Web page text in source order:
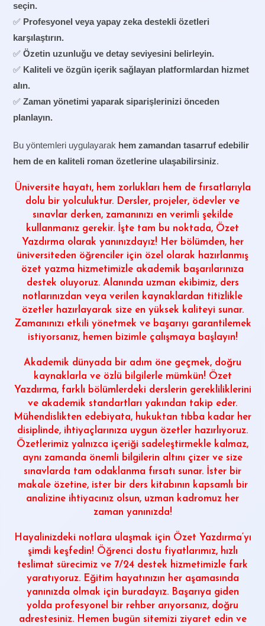
seçin.
✅ Profesyonel veya yapay zeka destekli özetleri
karşılaştırın.
✅Özetin uzunluğu ve detay seviyesini belirleyin.
✅ Kaliteli ve özgün içerik sağlayan platformlardan hizmet
alın.
✅Zaman yönetimi yaparak siparişlerinizi önceden
planlayın.
Bu yöntemleri uygulayarak hem zamandan tasarruf edebilir
hem de en kaliteli roman özetlerine ulaşabilirsiniz.
Üniversite hayatı, hem zorlukları hem de fırsatlarıyla
dolu bir yolculuktur. Dersler, projeler, ödevler ve
sınavlar derken, zamanınızı en verimli şekilde
kullanmanız gerekir. İşte tam bu noktada, Özet
Yazdırma olarak yanınızdayız! Her bölümden, her
üniversiteden öğrenciler için özel olarak hazırlanmış
özet yazma hizmetimizle akademik başarılarınıza
destek oluyoruz. Alanında uzman ekibimiz, ders
notlarınızdan veya verilen kaynaklardan titizlikle
özetler hazırlayarak size en yüksek kaliteyi sunar.
Zamanınızı etkili yönetmek ve başarıyı garantilemek
istiyorsanız, hemen bizimle çalışmaya başlayın!
Akademik dünyada bir adım öne geçmek, doğru
kaynaklarla ve özlü bilgilerle mümkün! Özet
Yazdırma, farklı bölümlerdeki derslerin gerekliliklerini
ve akademik standartları yakından takip eder.
Mühendislikten edebiyata, hukuktan tıbba kadar her
disiplinde, ihtiyaçlarınıza uygun özetler hazırlıyoruz.
Özetlerimiz yalnızca içeriği sadeleştirmekle kalmaz,
aynı zamanda önemli bilgilerin altını çizer ve size
sınavlarda tam odaklanma fırsatı sunar. İster bir
makale özetine, ister bir ders kitabının kapsamlı bir
analizine ihtiyacınız olsun, uzman kadromuz her
zaman yanınızda!
Hayalinizdeki notlara ulaşmak için Özet Yazdırma‘yı
şimdi keşfedin! Öğrenci dostu fiyatlarımız, hızlı
teslimat sürecimiz ve 7/24 destek hizmetimizle fark
yaratıyoruz. Eğitim hayatınızın her aşamasında
yanınızda olmak için buradayız. Başarıya giden
yolda profesyonel bir rehber arıyorsanız, doğru
adrestesiniz. Hemen bugün sitemizi ziyaret edin ve